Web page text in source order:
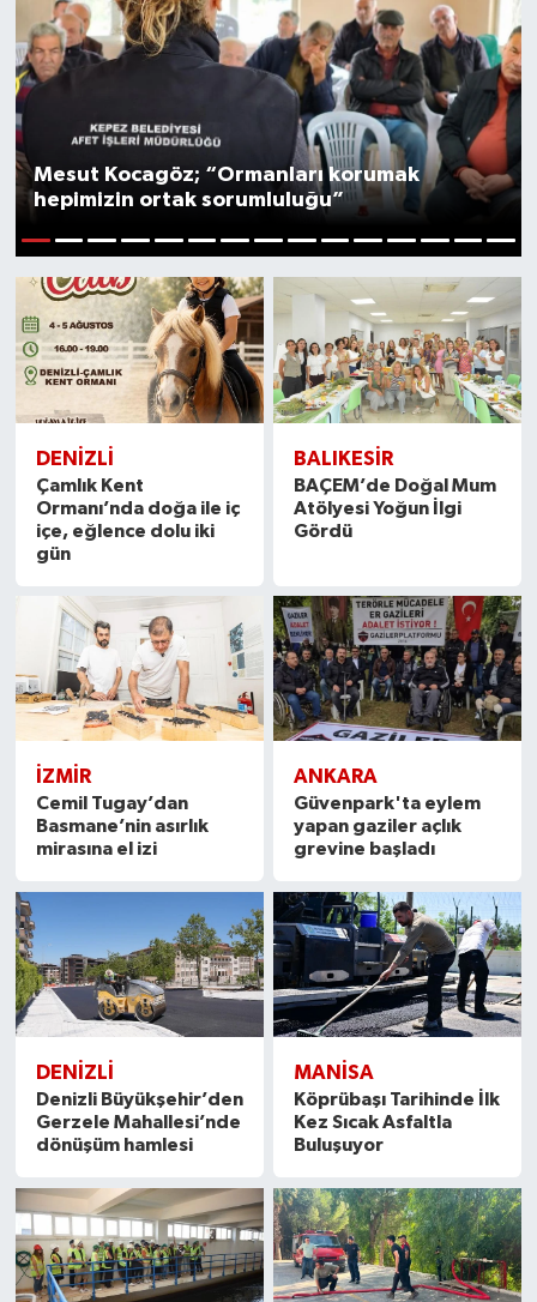
Mesut Kocagöz; “Ormanları korumak
hepimizin ortak sorumluluğu”
DENIZLI
Çamlık Kent
Ormanı’nda doğa ile iç
içe, eğlence dolu iki
gün
BALIKESIR
BAÇEM’de Doğal Mum
Atölyesi Yoğun İlgi
Gördü
İZMIR
Cemil Tugay’dan
Basmane’nin asırlık
mirasına el izi
ANKARA
Güvenpark'ta eylem
yapan gaziler açlık
grevine başladı
DENIZLI
Denizli Büyükşehir’den
Gerzele Mahallesi’nde
dönüşüm hamlesi
MANISA
Köprübaşı Tarihinde İlk
Kez Sıcak Asfaltla
Buluşuyor